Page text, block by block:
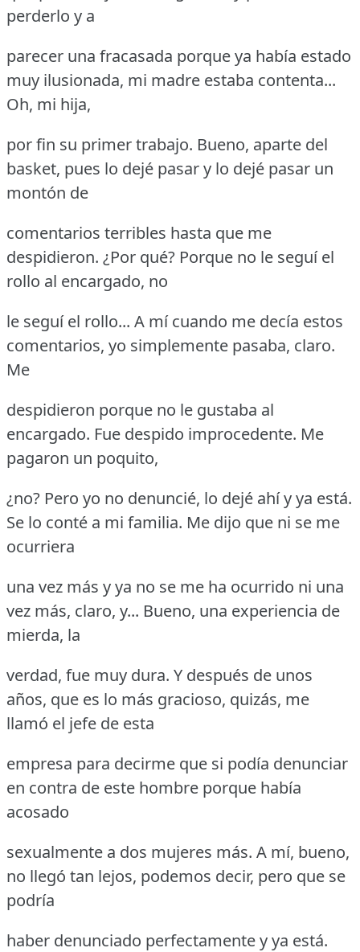
perderlo y a
parecer una fracasada porque ya había estado
muy ilusionada, mi madre estaba contenta...
Oh, mi hija,
por fin su primer trabajo. Bueno, aparte del
basket, pues lo dejé pasar y lo dejé pasar un
montón de
comentarios terribles hasta que me
despidieron. ¿Por qué? Porque no le seguí el
rollo al encargado, no
le seguí el rollo... A mí cuando me decía estos
comentarios, yo simplemente pasaba, claro.
Me
despidieron porque no le gustaba al
encargado. Fue despido improcedente. Me
pagaron un poquito,
¿no? Pero yo no denuncié, lo dejé ahí y ya está.
Se lo conté a mi familia. Me dijo que ni se me
ocurriera
una vez más y ya no se me ha ocurrido ni una
vez más, claro, y... Bueno, una experiencia de
mierda, la
verdad, fue muy dura. Y después de unos
años, que es lo más gracioso, quizás, me
llamó el jefe de esta
empresa para decirme que si podía denunciar
en contra de este hombre porque había
acosado
sexualmente a dos mujeres más. A mí, bueno,
no llegó tan lejos, podemos decir, pero que se
podría
haber denunciado perfectamente y ya está.